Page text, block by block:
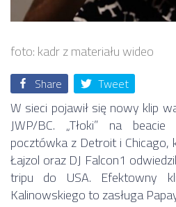
foto: kadr z materiału wideo
Share Tweet
W sieci pojawił się nowy klip
JWP/BC. „Tłoki” na
pocztówka z Detroit i
Łajzol oraz DJ Falcon1
tripu do USA. Efektowny
Kalinowskiego to zasługa